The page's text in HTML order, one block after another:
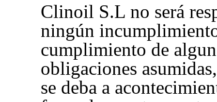
Clinoil S.L no será
ningún
cumplimiento de
obligaciones
se deba a